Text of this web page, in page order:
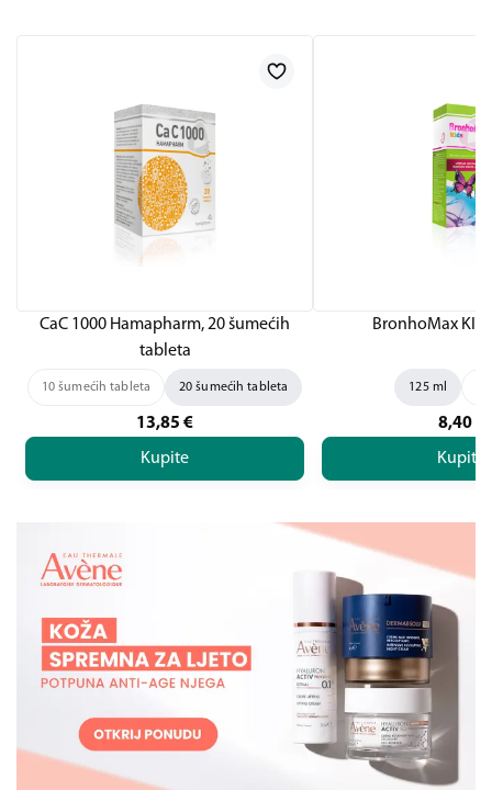
CaC 1000 Hamapharm, 20 šumećih
tableta
10 šumećih tableta 20 šumećih tableta
13,85 €
Kupite
BronhoMax
125 ml
8,40
Kupite